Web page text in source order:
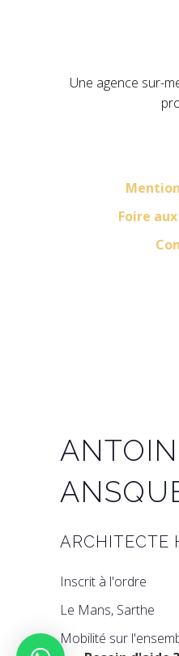
Une agence sur-
Foire
ARCHITECTE
Inscrit à l'ordre
Le Mans, Sarthe
Mobilité sur